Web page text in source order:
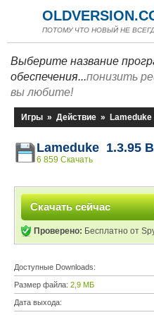
ПОТОМУ ЧТО НОВЫЙ НЕ
Выберите название
обеспечения...понизить
вы любите!
Игры » Действие » Lameduke
Lameduke 1.3.95
6 859 Скачать
Скачать сейчас
Проверено: Бесплатно от
Доступные Downloads:
Размер файла: 2,9 МБ
Дата выхода: